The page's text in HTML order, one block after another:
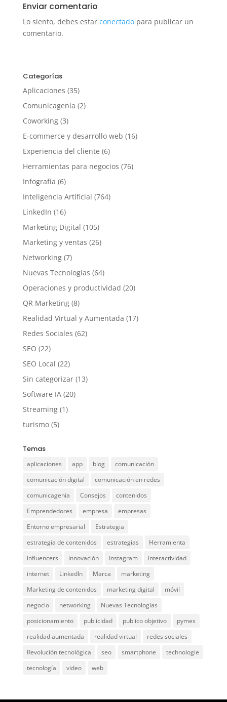
Enviar comentario
Lo siento, debes estar conectadopara publicar un
comentario.
Categorías
Aplicaciones (35)
Comunicagenia (2)
Coworking(3)
E-commerce y desarrollo web (16)
Experiencia del cliente (6)
Herramientas para negocios (76)
Infografía (6)
Inteligencia Artificial (764)
LinkedIn (16)
Marketing Digital (105)
Marketing y ventas (26)
Networking(7)
Nuevas Tecnologías (64)
Operaciones y productividad (20)
QR Marketing(8)
Realidad Virtual y Aumentada (17)
Redes Sociales (62)
SEO (22)
SEO Local (22)
Sin categorizar(13)
Software IA(20)
Streaming(1)
turismo(5)
Temas
aplicaciones app blog
comunicación
comunicación digital
comunicación en redes
comunicagenia
Consejos
contenidos
Emprendedores
empresa
empresas
Entorno empresarial
Estrategia
estrategia de contenidos
estrategias
Herramienta
influencers
innovación Instagram
interactividad
internet
LinkedIn Marca
marketing
Marketing de contenidos
marketing digital
móvil
negocio
networking
Nuevas Tecnologías
posicionamiento
publicidad publico objetivo
pymes
realidad aumentada
realidad virtual
redes sociales
Revolución tecnológica
seo smartphone
technologie
tecnología
video web